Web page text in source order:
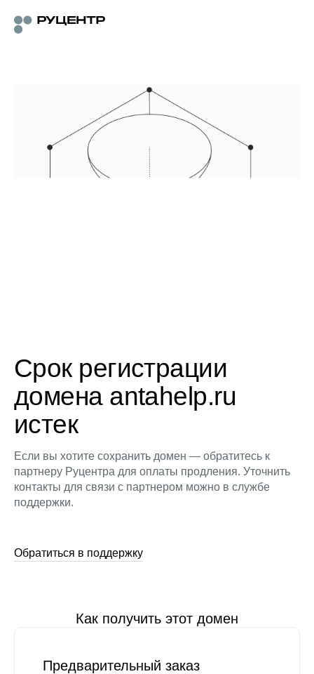
Срок регистрации
домена antahelp.ru
истек
Если вы хотите сохранить домен — обратитесь к
партнеру Руцентра для оплаты продления. Уточнить
контакты для связи с партнером можно в службе
поддержки.
Обратиться в поддержку
Как получить этот домен
Предварительный заказ